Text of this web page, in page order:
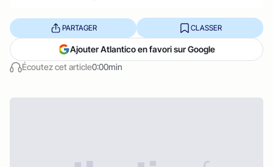
Écoutez cet article0:00min
PARTAGER CLASSER
Ajouter Atlantico en favori sur Google